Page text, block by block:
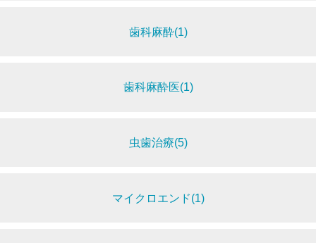
歯科麻酔(1)
歯科麻酔医(1)
虫歯治療(5)
マイクロエンド(1)